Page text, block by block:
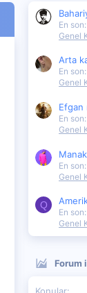
En
Genel
Arta
En
Genel
Efgan
En
Genel
En
Genel
Q
En
Genel
Forum